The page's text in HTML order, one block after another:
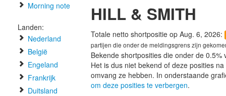
Morning note
Landen:
Nederland
België
Engeland
Frankrijk
Duitsland
HILL & SMITH
Totale netto shortpositie op Aug. 6, 2026:
partijen die onder de meldingsgrens zijn
Bekende shortposities die onder de
Het is dus niet bekend of deze posities
omvang ze hebben. In onderstaande
om deze posities te verbergen.